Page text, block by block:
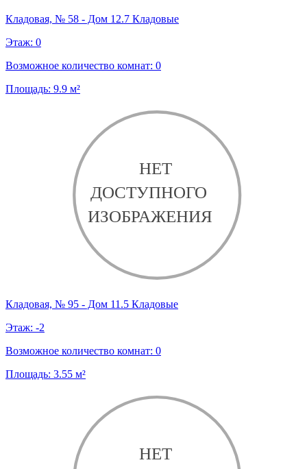
Кладовая, № 58 - Дом 12.7 Кладовые
Этаж: 0
Возможное количество комнат: 0
Площадь: 9.9 м²
Кладовая, № 95 - Дом 11.5 Кладовые
Этаж: -2
Возможное количество комнат: 0
Площадь: 3.55 м²